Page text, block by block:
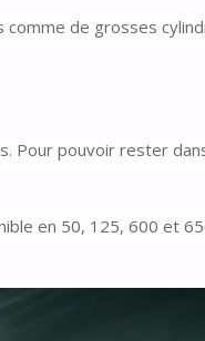
de grosses
Pour pouvoir rester
en 50, 125, 600 et